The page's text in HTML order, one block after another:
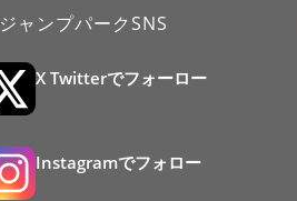
ジャンプパークSNS
X Twitterでフォーロー
Instagramでフォロー